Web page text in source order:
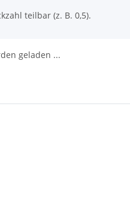
teilbar (z. B. 0,5).
geladen ...